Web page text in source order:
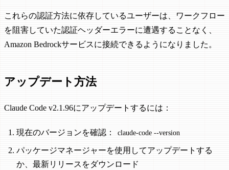
これらの認証方法に依存しているユーザーは、ワークフロー
を阻害していた認証ヘッダーエラーに遭遇することなく、
Amazon Bedrockサービスに接続できるようになりました。
アップデート方法
Claude Code v2.1.96にアップデートするには：
現在のバージョンを確認： claude-code --version
パッケージマネージャーを使用してアップデートする
か、最新リリースをダウンロード